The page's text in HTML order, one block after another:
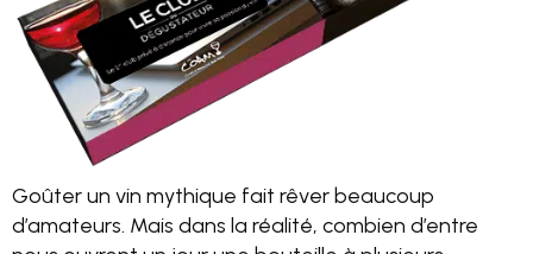
Goûter un vin mythique fait rêver beaucoup
d’amateurs. Mais dans la réalité, combien d’entre